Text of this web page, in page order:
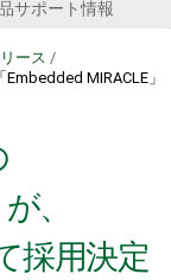
サポート情報
ース /
MIRACLE」
、
採用決定